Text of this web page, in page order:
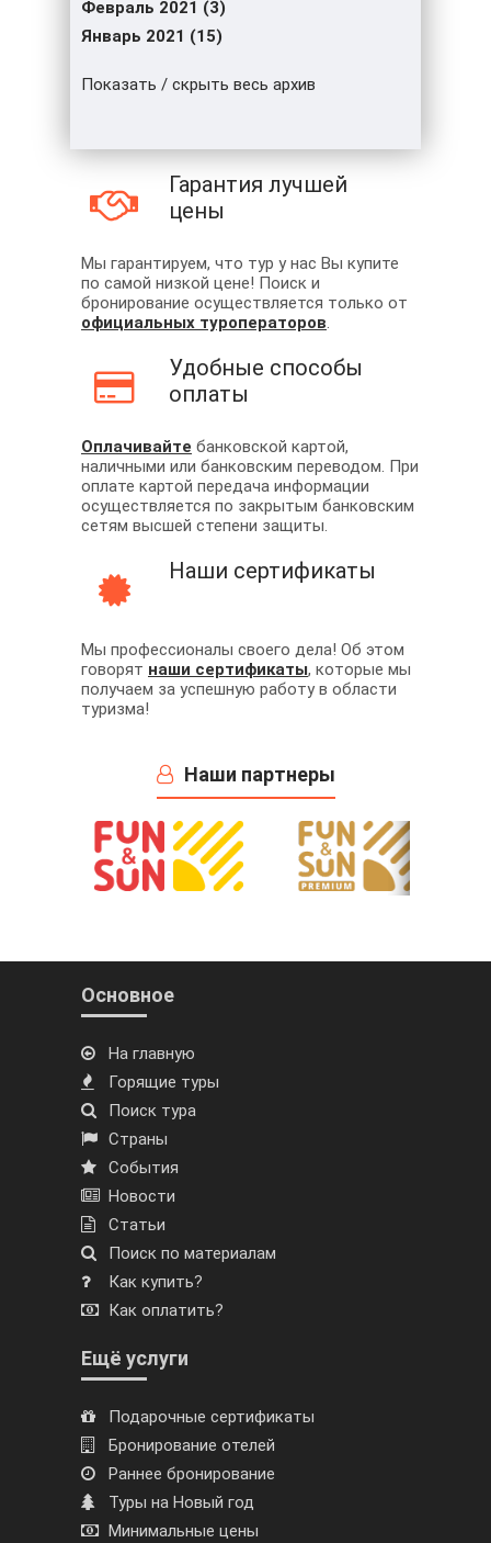
Февраль 2021 (3)
Январь 2021 (15)
Показать / скрыть весь архив
Гарантия лучшей
цены
Мы гарантируем, что тур у нас Вы купите
по самой низкой цене! Поиск и
бронирование осуществляется только от
официальных туроператоров.
Удобные способы
оплаты
Оплачивайте банковской картой,
наличными или банковским переводом. При
оплате картой передача информации
осуществляется по закрытым банковским
сетям высшей степени защиты.
Наши сертификаты
Мы профессионалы своего дела! Об этом
говорят наши сертификаты, которые мы
получаем за успешную работу в области
туризма!
Наши партнеры
Основное
На главную
Горящие туры
Поиск тура
Страны
События
Новости
Статьи
Поиск по материалам
Как купить?
Как оплатить?
Ещё услуги
Подарочные сертификаты
Бронирование отелей
Раннее бронирование
Туры на Новый год
Минимальные цены